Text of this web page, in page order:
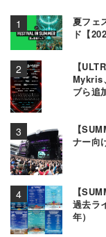
夏フェ
ド【
【
Mykris
ブら追
【
ナー向
【
過去ラ
年）